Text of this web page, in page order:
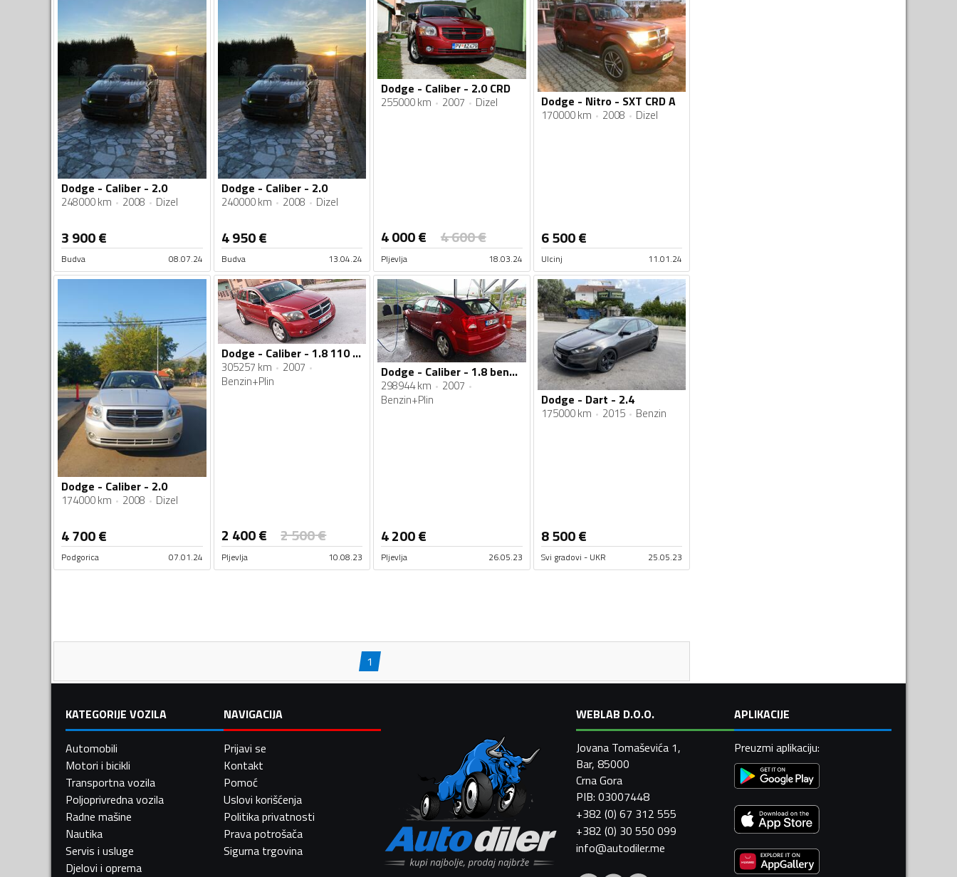
Dodge - Caliber - 2.0
248000 km 2008 Dizel
3 900€
Budva 08.07.24
Dodge - Caliber - 2.0
240000 km 2008 Dizel
4 950€
Budva 13.04.24
Dodge - Caliber - 2.0 CRD
255000 km 2007 Dizel
4 000€ 4 600€
Pljevlja 18.03.24
Dodge - Nitro - SXT CRD A
170000 km 2008 Dizel
6 500€
Ulcinj 11.01.24
Dodge - Caliber - 2.0
174000 km 2008 Dizel
4 700€
Podgorica 07.01.24
Dodge - Caliber - 1.8 110 kw sxt
305257 km
2007
Benzin+Plin
2 400€ 2 500€
Pljevlja 10.08.23
Dodge - Caliber - 1.8 benzin. Plin
298944 km
2007
Benzin+Plin
4 200€
Pljevlja 26.05.23
Dodge - Dart - 2.4
175000 km 2015 Benzin
8 500€
Svi gradovi - UKR 25.05.23
1
KATEGORIJE VOZILA
Automobili
Motori i bicikli
Transportna vozila
Poljoprivredna vozila
Radne mašine
Nautika
Servis i usluge
Djelovi i oprema
NAVIGACIJA
Prijavi se
Kontakt
Pomoć
Uslovi korišćenja
Politika privatnosti
Prava potrošača
Sigurna trgovina
WEBLAB D.O.O.
Jovana Tomaševića 1,
Bar, 85000
Crna Gora
PIB: 03007448
+382 (0) 67 312 555
+382 (0) 30 550 099
info@autodiler.me
APLIKACIJE
Preuzmi aplikaciju: